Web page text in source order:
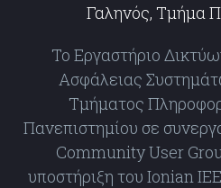
Γαληνός, Τμήμα
Το Εργαστήριο
Ασφάλειας
Τμήματος
Πανεπιστημίου σε
Community User
υποστήριξη του Ionian